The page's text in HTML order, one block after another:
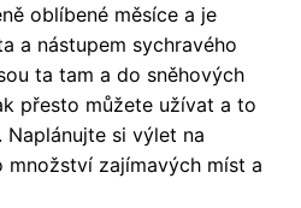
oblíbené měsíce a je
a nástupem sychravého
ta tam a do sněhových
přesto můžete užívat a to
si výlet na
množství zajímavých míst a